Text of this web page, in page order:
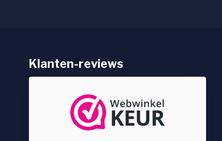
Klanten-reviews